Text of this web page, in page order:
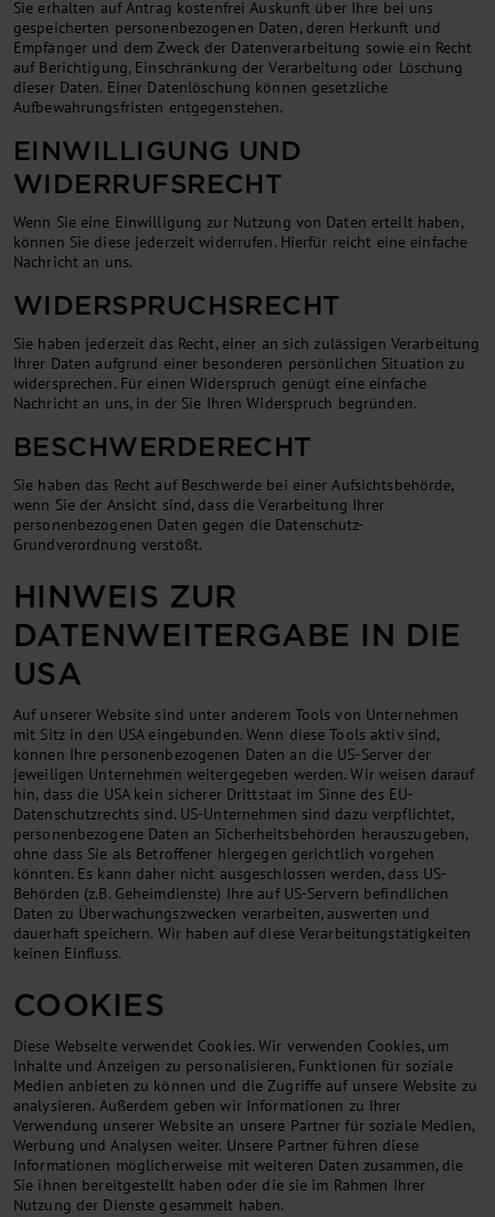
Sie erhalten auf Antrag kostenfrei Auskunft über Ihre bei uns
gespeicherten personenbezogenen Daten, deren Herkunft und
Empfänger und dem Zweck der Datenverarbeitung sowie ein Recht
auf Berichtigung, Einschränkung der Verarbeitung oder Löschung
dieser Daten. Einer Datenlöschung können gesetzliche
Aufbewahrungsfristen entgegenstehen.
EINWILLIGUNG UND
WIDERRUFSRECHT
Wenn Sie eine Einwilligung zur Nutzung von Daten erteilt haben,
können Sie diese jederzeit widerrufen. Hierfür reicht eine einfache
Nachricht an uns.
WIDERSPRUCHSRECHT
Sie haben jederzeit das Recht, einer an sich zulässigen Verarbeitung
Ihrer Daten aufgrund einer besonderen persönlichen Situation zu
widersprechen. Für einen Widerspruch genügt eine einfache
Nachricht an uns, in der Sie Ihren Widerspruch begründen.
BESCHWERDERECHT
Sie haben das Recht auf Beschwerde bei einer Aufsichtsbehörde,
wenn Sie der Ansicht sind, dass die Verarbeitung Ihrer
personenbezogenen Daten gegen die Datenschutz-
Grundverordnung verstößt.
HINWEIS ZUR
DATENWEITERGABE IN DIE
USA
Auf unserer Website sind unter anderem Tools von Unternehmen
mit Sitz in den USA eingebunden. Wenn diese Tools aktiv sind,
können Ihre personenbezogenen Daten an die US-Server der
jeweiligen Unternehmen weitergegeben werden. Wir weisen darauf
hin, dass die USA kein sicherer Drittstaat im Sinne des EU-
Datenschutzrechts sind. US-Unternehmen sind dazu verpflichtet,
personenbezogene Daten an Sicherheitsbehörden herauszugeben,
ohne dass Sie als Betroffener hiergegen gerichtlich vorgehen
könnten. Es kann daher nicht ausgeschlossen werden, dass US-
Behörden (z.B. Geheimdienste) Ihre auf US-Servern befindlichen
Daten zu Überwachungszwecken verarbeiten, auswerten und
dauerhaft speichern. Wir haben auf diese Verarbeitungstätigkeiten
keinen Einfluss.
COOKIES
Diese Webseite verwendet Cookies. Wir verwenden Cookies, um
Inhalte und Anzeigen zu personalisieren, Funktionen für soziale
Medien anbieten zu können und die Zugriffe auf unsere Website zu
analysieren. Außerdem geben wir Informationen zu Ihrer
Verwendung unserer Website an unsere Partner für soziale Medien,
Werbung und Analysen weiter. Unsere Partner führen diese
Informationen möglicherweise mit weiteren Daten zusammen, die
Sie ihnen bereitgestellt haben oder die sie im Rahmen Ihrer
Nutzung der Dienste gesammelt haben.